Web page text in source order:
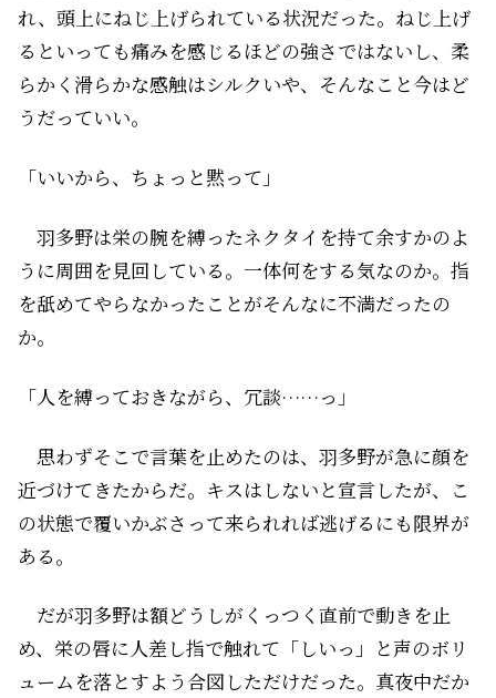
れ、頭上にねじ上げられている状況だった。ねじ上げ
るといっても痛みを感じるほどの強さではないし、柔
らかく滑らかな感触はシルク――いや、そんなこと今はど
うだっていい。
「いいから、ちょっと黙って」
羽多野は栄の腕を縛ったネクタイを持て余すかのよ
うに周囲を見回している。一体何をする気なのか。指
を舐めてやらなかったことがそんなに不満だったの
か。
「人を縛っておきながら、冗談……っ」
思わずそこで言葉を止めたのは、羽多野が急に顔を
近づけてきたからだ。キスはしないと宣言したが、こ
の状態で覆いかぶさって来られれば逃げるにも限界が
ある。
だが羽多野は額どうしがくっつく直前で動きを止
め、栄の唇に人差し指で触れて「しいっ」と声のボリ
ュームを落とすよう合図しただけだった。真夜中だか